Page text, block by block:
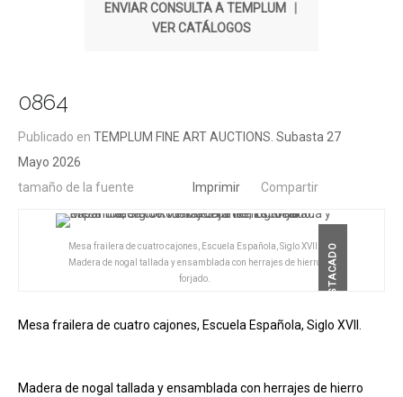
ENVIAR CONSULTA A TEMPLUM
VER CATÁLOGOS
0864
Publicado en TEMPLUM FINE ART AUCTIONS. Subasta 27
Mayo 2026
tamaño de la fuente
Imprimir Compartir
DESTACADO
Mesa frailera de cuatro cajones, Escuela Española, Siglo XVII.
Madera de nogal tallada y ensamblada con herrajes de hierro
forjado.
Mesa frailera de cuatro cajones, Escuela Española, Siglo XVII.
Madera de nogal tallada y ensamblada con herrajes de hierro